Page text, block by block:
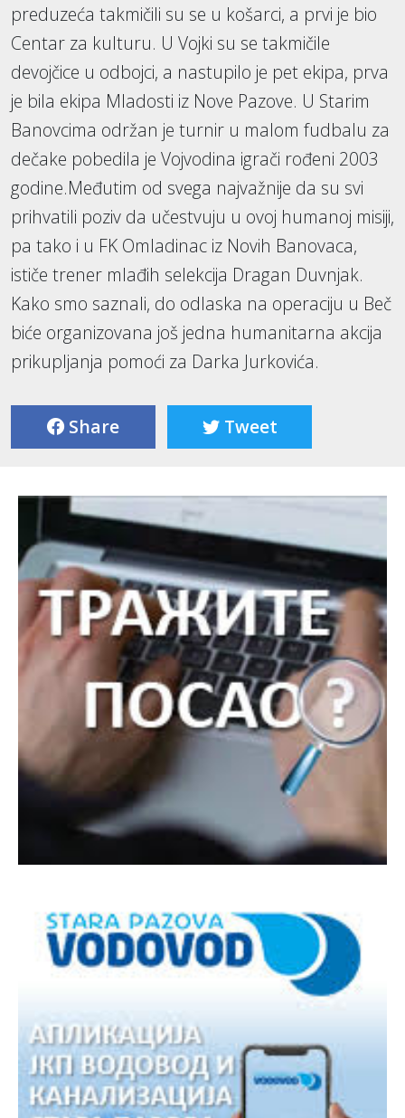
preduzeća takmičili su se u košarci, a prvi je bio
Centar za kulturu. U Vojki su se takmičile
devojčice u odbojci, a nastupilo je pet ekipa, prva
je bila ekipa Mladosti iz Nove Pazove. U Starim
Banovcima održan je turnir u malom fudbalu za
dečake pobedila je Vojvodina igrači rođeni 2003
godine.Međutim od svega najvažnije da su svi
prihvatili poziv da učestvuju u ovoj humanoj misiji,
pa tako i u FK Omladinac iz Novih Banovaca,
ističe trener mlađih selekcija Dragan Duvnjak.
Kako smo saznali, do odlaska na operaciju u Beč
biće organizovana još jedna humanitarna akcija
prikupljanja pomoći za Darka Jurkovića.
Share Tweet